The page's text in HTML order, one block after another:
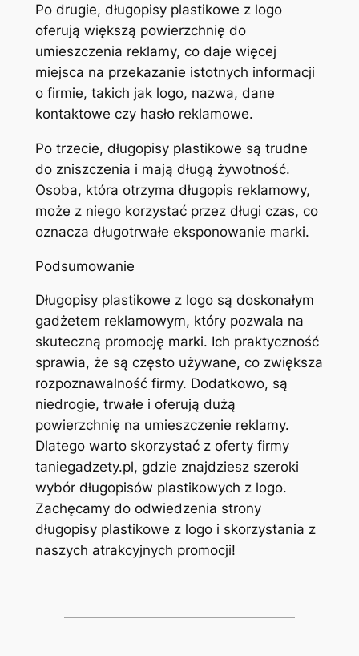
Po drugie, długopisy plastikowe z logo
oferują większą powierzchnię do
umieszczenia reklamy, co daje więcej
miejsca na przekazanie istotnych informacji
o firmie, takich jak logo, nazwa, dane
kontaktowe czy hasło reklamowe.
Po trzecie, długopisy plastikowe są trudne
do zniszczenia i mają długą żywotność.
Osoba, która otrzyma długopis reklamowy,
może z niego korzystać przez długi czas, co
oznacza długotrwałe eksponowanie marki.
Podsumowanie
Długopisy plastikowe z logo są doskonałym
gadżetem reklamowym, który pozwala na
skuteczną promocję marki. Ich praktyczność
sprawia, że są często używane, co zwiększa
rozpoznawalność firmy. Dodatkowo, są
niedrogie, trwałe i oferują dużą
powierzchnię na umieszczenie reklamy.
Dlatego warto skorzystać z oferty firmy
taniegadzety.pl, gdzie znajdziesz szeroki
wybór długopisów plastikowych z logo.
Zachęcamy do odwiedzenia strony
długopisy plastikowe z logo i skorzystania z
naszych atrakcyjnych promocji!